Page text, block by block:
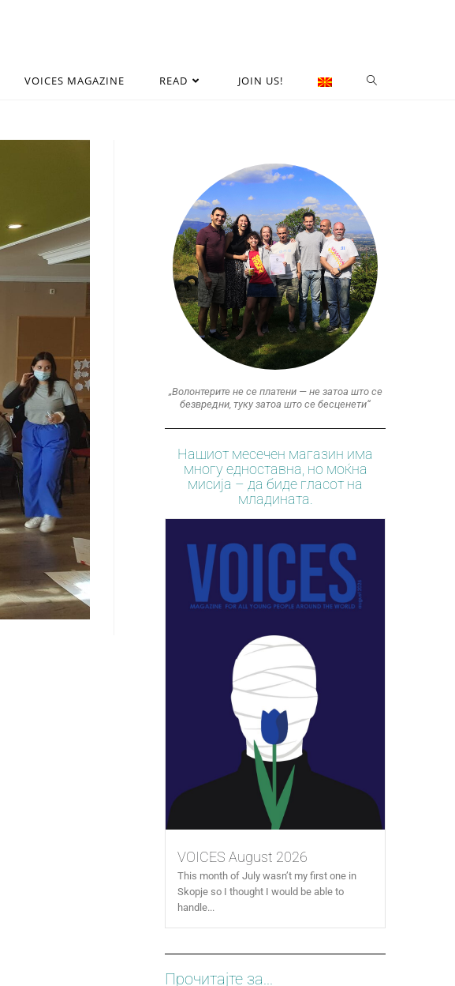
VOICES MAGAZINE READ JOIN US!
„Волонтерите не се платени — не затоа што се
безвредни, туку затоа што се бесценети“
Нашиот месечен магазин има
многу едноставна, но моќна
мисија – да биде гласот на
младината.
VOICES August 2026
This month of July wasn’t my first one in
Skopje so I thought I would be able to
handle...
Прочитајте за...